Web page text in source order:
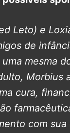
Leto) e
de
mesma
Morbius
cura,
com sua